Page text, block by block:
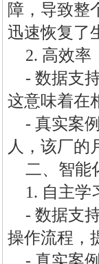
障，导致整
迅速恢复了
2. 高效率
- 数据支
这意味着在
- 真实案
人，该厂的
二、智能
1. 自主学
- 数据支
操作流程，